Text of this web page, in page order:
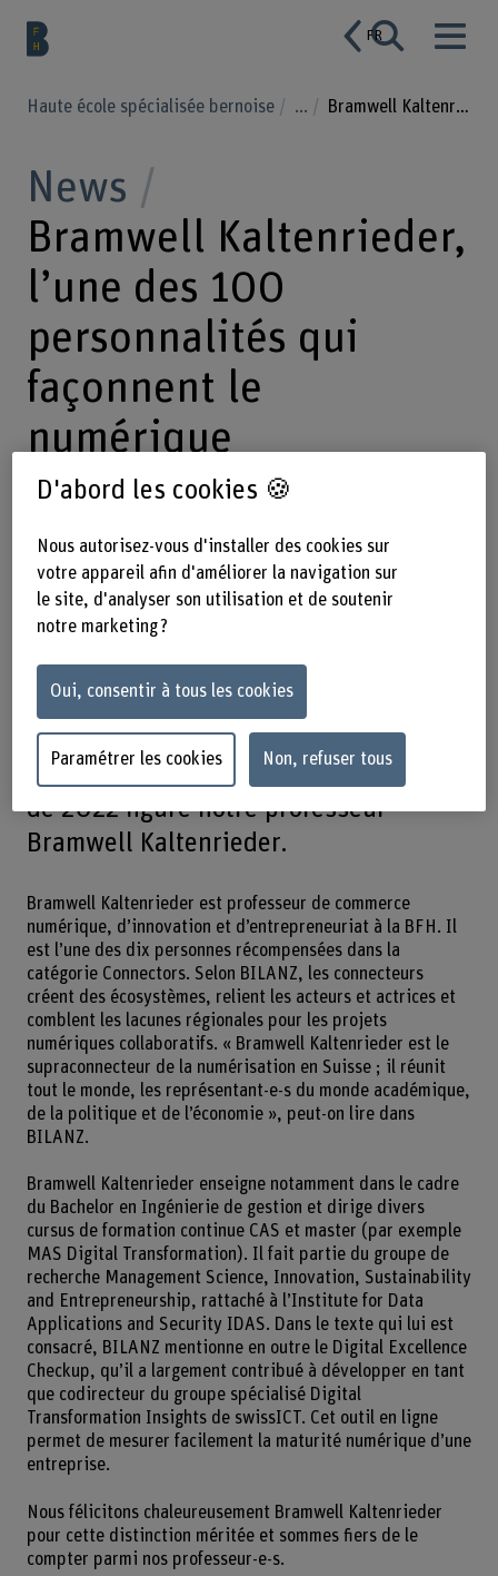
FR
Haute école spécialisée bernoise ... Bramwell Kaltenrieder, l’une des 100 personnalités qui façonnent le numérique
News
Bramwell Kaltenrieder,
l’une des 100
personnalités qui
façonnent le
numérique
31.08.2022
Ces Suisses qui font
avancer la numérisation : le magazine
économique BILANZ a désigné, en
collaboration avec HANDELSZEITUNG,
PME et digitalswitzerland, les 100
personnes les plus influentes de la
numérisation en Suisse. Parmi ces «
Digital Shapers » les plus importants
de 2022 figure notre professeur
Bramwell Kaltenrieder.
Bramwell Kaltenrieder est professeur de commerce
numérique, d’innovation et d’entrepreneuriat à la BFH. Il
est l’une des dix personnes récompensées dans la
catégorie Connectors. Selon BILANZ, les connecteurs
créent des écosystèmes, relient les acteurs et actrices et
comblent les lacunes régionales pour les projets
numériques collaboratifs. « Bramwell Kaltenrieder est le
supraconnecteur de la numérisation en Suisse ; il réunit
tout le monde, les représentant-e-s du monde académique,
de la politique et de l’économie », peut-on lire dans
BILANZ.
Bramwell Kaltenrieder enseigne notamment dans le cadre
du Bachelor en Ingénierie de gestion et dirige divers
cursus de formation continue CAS et master (par exemple
MAS Digital Transformation). Il fait partie du groupe de
recherche Management Science, Innovation, Sustainability
and Entrepreneurship, rattaché à l’Institute for Data
Applications and Security IDAS. Dans le texte qui lui est
consacré, BILANZ mentionne en outre le Digital Excellence
Checkup, qu’il a largement contribué à développer en tant
que codirecteur du groupe spécialisé Digital
Transformation Insights de swissICT. Cet outil en ligne
permet de mesurer facilement la maturité numérique d’une
entreprise.
Nous félicitons chaleureusement Bramwell Kaltenrieder
pour cette distinction méritée et sommes fiers de le
compter parmi nos professeur-e-s.
D'abord les cookies 🍪
Nous autorisez-vous d'installer des cookies sur
votre appareil afin d'améliorer la navigation sur
le site, d'analyser son utilisation et de soutenir
notre marketing ?
Oui, consentir à tous les cookies
Paramétrer les cookies Non, refuser tous